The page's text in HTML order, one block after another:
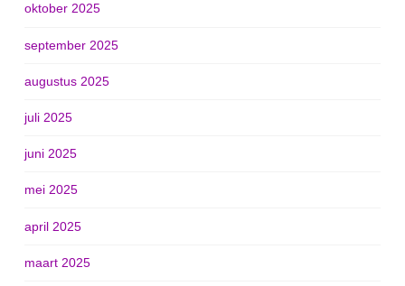
oktober 2025
september 2025
augustus 2025
juli 2025
juni 2025
mei 2025
april 2025
maart 2025